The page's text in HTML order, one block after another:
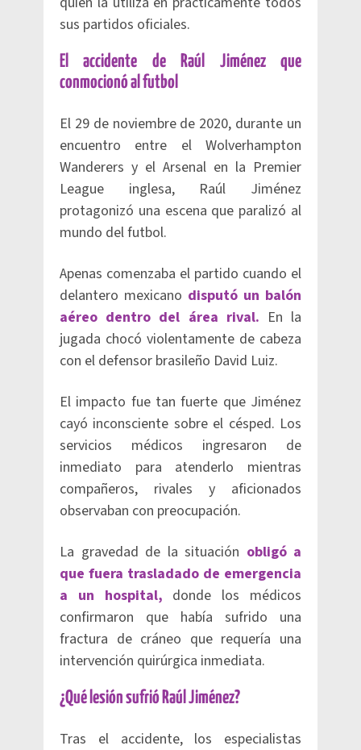
sus partidos oficiales.
El accidente de Raúl Jiménez que
conmocionó al futbol
El 29 de noviembre de 2020, durante un
encuentro entre el Wolverhampton
Wanderers y el Arsenal en la Premier
League inglesa, Raúl Jiménez
protagonizó una escena que paralizó al
mundo del futbol.
Apenas comenzaba el partido cuando el
delantero mexicano disputó un balón
aéreo dentro del área rival. En la
jugada chocó violentamente de cabeza
con el defensor brasileño David Luiz.
El impacto fue tan fuerte que Jiménez
cayó inconsciente sobre el césped. Los
servicios médicos ingresaron de
inmediato para atenderlo mientras
compañeros, rivales y aficionados
observaban con preocupación.
La gravedad de la situación obligó a
que fuera trasladado de emergencia
a un hospital, donde los médicos
confirmaron que había sufrido una
fractura de cráneo que requería una
intervención quirúrgica inmediata.
¿Qué lesión sufrió Raúl Jiménez?
Tras el accidente, los especialistas